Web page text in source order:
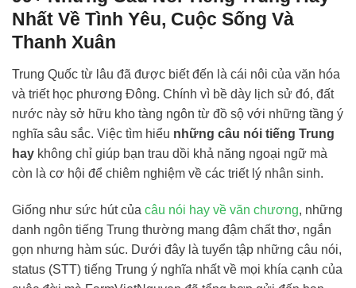
Nhất Về Tình Yêu, Cuộc Sống Và
Thanh Xuân
Trung Quốc từ lâu đã được biết đến là cái nôi của văn hóa
và triết học phương Đông. Chính vì bề dày lịch sử đó, đất
nước này sở hữu kho tàng ngôn từ đồ sộ với những tầng ý
nghĩa sâu sắc. Việc tìm hiểu những câu nói tiếng Trung
hay không chỉ giúp bạn trau dồi khả năng ngoại ngữ mà
còn là cơ hội để chiêm nghiệm về các triết lý nhân sinh.
Giống như sức hút của câu nói hay về văn chương, những
danh ngôn tiếng Trung thường mang đậm chất thơ, ngắn
gọn nhưng hàm súc. Dưới đây là tuyển tập những câu nói,
status (STT) tiếng Trung ý nghĩa nhất về mọi khía cạnh của